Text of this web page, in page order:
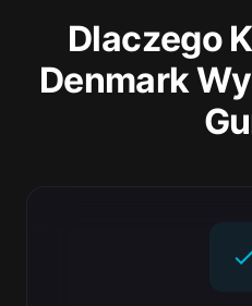
Dlaczego
Denmark